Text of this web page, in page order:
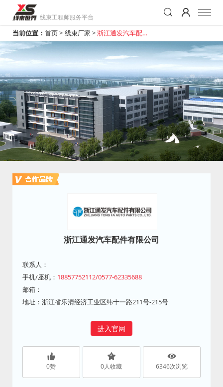
线束工程师服务平台
当前位置： 首页> 线束厂家 >浙江通发汽车配件
有限公司
浙江通发汽车配件有限公司
联系人：
手机/座机： 18857752112/0577-62335688
邮箱：
地址：浙江省乐清经济工业区纬十一路211号-215号
进入官网
0赞 0人收藏 6346次浏览